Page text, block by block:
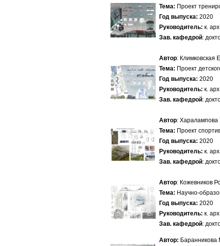
Тема: Проект
Год выпуска:2020
Руководитель: к.
Зав. кафедрой:
Автор: Климковская
Тема: Проект
Год выпуска:2020
Руководитель: к.
Зав. кафедрой:
Автор: Харалампова
Тема: Проект
Год выпуска:2020
Руководитель: к.
Зав. кафедрой:
Автор: Кожевников
Тема: Научно-
Год выпуска: 2020
Руководитель: к.
Зав. кафедрой:
Автор: Баранникова